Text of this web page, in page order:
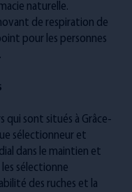
naturelle.
de respiration de
pour les personnes
qui sont situés à Grâce-
sélectionneur et
dans le maintien et
sélectionne
des ruches et la